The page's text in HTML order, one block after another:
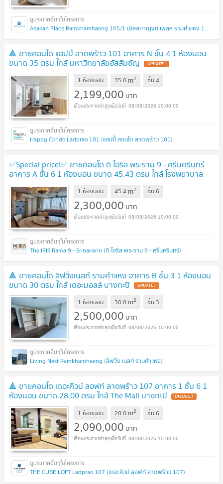
Asakan Place Ramkhamhaeng 105/1 (อัสสกาญจน์ เพลส รามคำแหง 105/1)
🔺 ขายคอนโด แฮปปี้ ลาดพร้าว 101 อาคาร N ชั้น 4 1 ห้องนอน
ขนาด 35 ตรม ใกล้ มหาวิทยาลัยอัสสัมชัญ
1 ห้องนอน 35.0 m2 ชั้น4
2,199,000 บาท
08/08/2026 10:00:00
Happy Condo Ladprao 101 (แฮปปี้ คอนโด ลาดพร้าว 101)
✅Special price!✅ ขายคอนโด ดิ ไอริส พระราม 9 - ศรีนครินทร์
อาคาร A ชั้น 6 1 ห้องนอน ขนาด 45.43 ตรม ใกล้ โรงพยาบาล
สมิติเวช
1 ห้องนอน 45.4 m2 ชั้น6
2,300,000 บาท
08/08/2026 10:00:00
The IRIS Rama 9 - Srinakarin (ดิ ไอริส พระราม 9 - ศรีนครินทร์)
🔺 ขายคอนโด ลิฟวิ่งเนสท์ รามคำแหง อาคาร B ชั้น 3 1 ห้องนอน
ขนาด 30 ตรม ใกล้ เดอะมอลล์ บางกะปิ
1 ห้องนอน 30.0 m2 ชั้น 3
2,500,000 บาท
08/08/2026 10:00:00
Living Nest Ramkhamhaeng (ลิฟวิ่ง เนสท์ รามคำแหง)
🔺 ขายคอนโด เดอะคิวบ์ ลอฟท์ ลาดพร้าว 107 อาคาร 1 ชั้น 6 1
ห้องนอน ขนาด 28.00 ตรม ใกล้ The Mall บางกะปิ
1 ห้องนอน 28.0 m2 ชั้น6
2,090,000 บาท
08/08/2026 10:00:00
THE CUBE LOFT Ladprao 107 (เดอะคิวบ์ ลอฟท์ ลาดพร้าว 107)